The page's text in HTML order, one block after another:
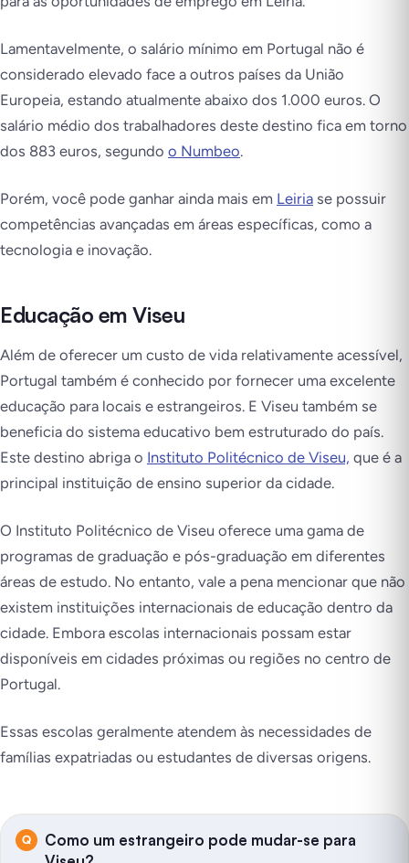
Lamentavelmente, o salário mínimo em Portugal não é
considerado elevado face a outros países da União
Europeia, estando atualmente abaixo dos 1.000 euros. O
salário médio dos trabalhadores deste destino fica em torno
dos 883 euros, segundo o Numbeo.
Porém, você pode ganhar ainda mais em Leiria se possuir
competências avançadas em áreas específicas, como a
tecnologia e inovação.
Educação em Viseu
Além de oferecer um custo de vida relativamente acessível,
Portugal também é conhecido por fornecer uma excelente
educação para locais e estrangeiros. E Viseu também se
beneficia do sistema educativo bem estruturado do país.
Este destino abriga o Instituto Politécnico de Viseu, que é a
principal instituição de ensino superior da cidade.
O Instituto Politécnico de Viseu oferece uma gama de
programas de graduação e pós-graduação em diferentes
áreas de estudo. No entanto, vale a pena mencionar que não
existem instituições internacionais de educação dentro da
cidade. Embora escolas internacionais possam estar
disponíveis em cidades próximas ou regiões no centro de
Portugal.
Essas escolas geralmente atendem às necessidades de
famílias expatriadas ou estudantes de diversas origens.
Como um estrangeiro pode mudar-se para